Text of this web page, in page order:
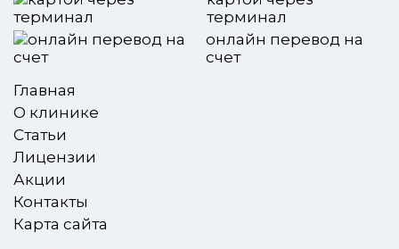
терминал
онлайн перевод на
счет
Главная
О клинике
Статьи
Лицензии
Акции
Контакты
Карта сайта